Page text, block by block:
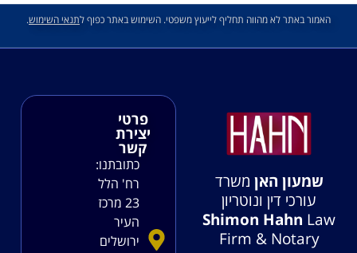
האמור באתר לא מהווה תחליף לייעוץ משפטי. השימוש באתר כפוף לתנאי השימוש.
שמעון האן משרד
עורכי דין ונוטריון
Shimon Hahn Law
Firm & Notary
פרטי
יצירת
קשר
כתובתנו:
רח' הלל
23 מרכז
העיר
ירושלים